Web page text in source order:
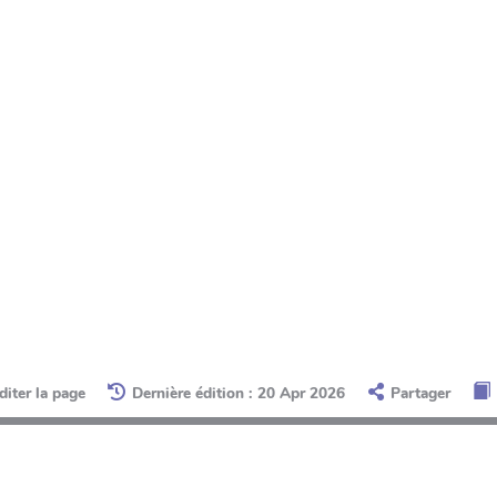
la page Dernière édition : 20 Apr 2026 Partager